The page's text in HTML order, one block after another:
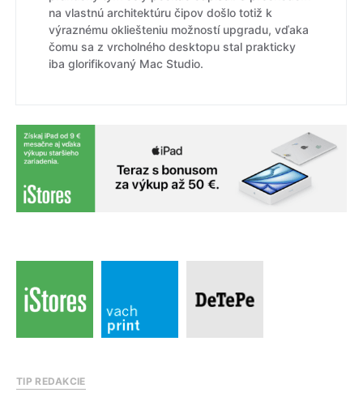
na vlastnú architektúru čipov došlo totiž k
výraznému okliešteniu možností upgradu, vďaka
čomu sa z vrcholného desktopu stal prakticky
iba glorifikovaný Mac Studio.
TIP REDAKCIE